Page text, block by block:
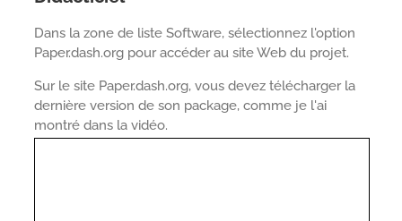
Dans la zone de liste Software, sélectionnez l'option
Paper.dash.org pour accéder au site Web du projet.
Sur le site Paper.dash.org, vous devez télécharger la
dernière version de son package, comme je l'ai
montré dans la vidéo.